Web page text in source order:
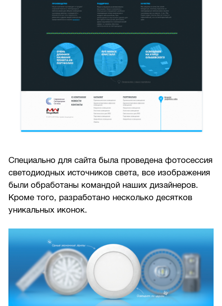
Специально для сайта была проведена фотосессия
светодиодных источников света, все изображения
были обработаны командой наших дизайнеров.
Кроме того, разработано несколько десятков
уникальных иконок.